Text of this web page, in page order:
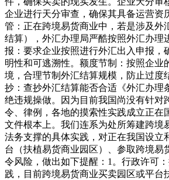
企业进行天分审查，确保其具备运营资
管：正在跨境易货商业中，若是涉及外
结算），外汇办理局严酷按照外汇办理
报：要求企业按照进行外汇出入申报，
明性和可逃溯性。额度节制：按照企业
境，合理节制外汇结算规模，防止过度
抄：查抄外汇结算能否合适《外汇办理
绝违规操做。因为目前我国尚没有针对
令、律例，各地的摸索性实践成立正在
文件根本上。我们连系为处所筹建跨境
法务支撑的具体实践，对正在我国设立
台（扶植易货商业园区）、参取跨境易
令风险，做出如下提醒：1。行政许可
践，目前跨境易货商业买卖园区或平台